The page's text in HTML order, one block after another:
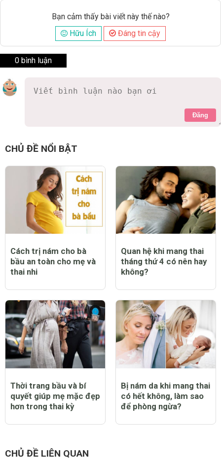
Bạn cảm thấy bài viết này thế nào?
Hữu Ích
Đáng tin cậy
0 bình luận
Đăng
CHỦ ĐỀ NỔI BẬT
Cách trị nám cho bà
bầu an toàn cho mẹ và
thai nhi
Quan hệ khi mang thai
tháng thứ 4 có nên hay
không?
Thời trang bầu và bí
quyết giúp mẹ mặc đẹp
hơn trong thai kỳ
Bị nám da khi mang thai
có hết không, làm sao
để phòng ngừa?
CHỦ ĐỀ LIÊN QUAN